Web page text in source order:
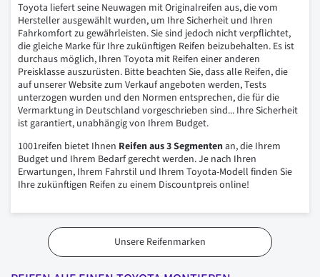
Toyota liefert seine Neuwagen mit Originalreifen aus, die vom
Hersteller ausgewählt wurden, um Ihre Sicherheit und Ihren
Fahrkomfort zu gewährleisten. Sie sind jedoch nicht verpflichtet,
die gleiche Marke für Ihre zukünftigen Reifen beizubehalten. Es ist
durchaus möglich, Ihren Toyota mit Reifen einer anderen
Preisklasse auszurüsten. Bitte beachten Sie, dass alle Reifen, die
auf unserer Website zum Verkauf angeboten werden, Tests
unterzogen wurden und den Normen entsprechen, die für die
Vermarktung in Deutschland vorgeschrieben sind... Ihre Sicherheit
ist garantiert, unabhängig von Ihrem Budget.
1001reifen bietet Ihnen Reifen aus 3 Segmentenan, die Ihrem
Budget und Ihrem Bedarf gerecht werden. Je nach Ihren
Erwartungen, Ihrem Fahrstil und Ihrem Toyota-Modell finden Sie
Ihre zukünftigen Reifen zu einem Discountpreis online!
Unsere Reifenmarken